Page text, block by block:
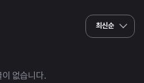
최신순
없습니다.